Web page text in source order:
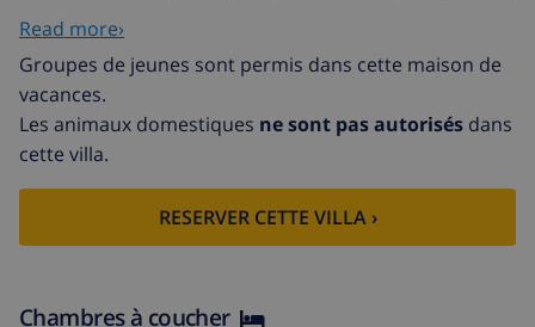
cafetière électrique). Douche/WC, double vasque. À
l'étage inférieur: (escalier extérieur) 1 chambre avec 1
grand-lit (150 cm, longueur 200 cm), douche/WC et
ventilateur. Sortie sur le jardin, sur la piscine. Jardinet,
tonnelle. Meubles de terrasse, barbecue, chaises
longues. A disposition: lave-linge, fer à repasser,
moustiquaire, chaise haute pour enfant, lit bébé,
sèche-cheveux. Internet (Connexion WIFI, gratuit). VT-
498224-A
étages. Dans la localité, à 3.5 km du centre de Dénia,
Read more›
Groupes de jeunes sont permis dans cette maison de
vacances.
Les animaux domestiques ne sont pas autorisés dans
cette villa.
RESERVER CETTE VILLA ›
Chambres à coucher